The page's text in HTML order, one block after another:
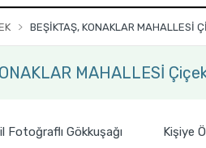
BEŞİKTAŞ, KONAKLAR MAHALLESİ
MAHALLESİ
Fotoğraflı Gökkuşağı
Kişiye